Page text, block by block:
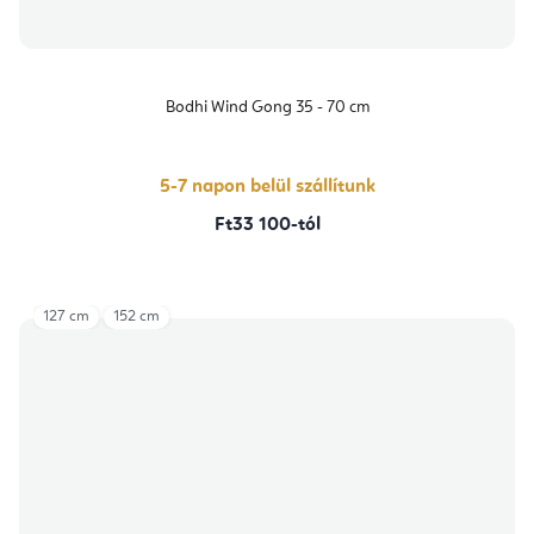
Bodhi Wind Gong 35 - 70 cm
5-7 napon belül szállítunk
Ft33 100-tól
127 cm 152 cm